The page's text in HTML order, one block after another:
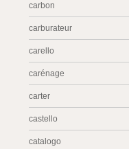
carbon
carburateur
carello
carénage
carter
castello
catalogo